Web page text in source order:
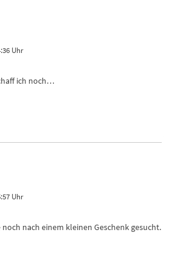
Uhr
ich noch…
Uhr
nach einem kleinen Geschenk gesucht.